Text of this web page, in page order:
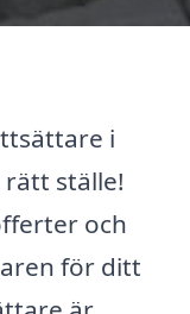
i
rätt ställe!
och
för ditt